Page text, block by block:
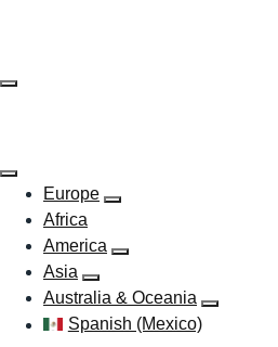
Europe
Africa
America
Asia
Australia & Oceania
Spanish (Mexico)